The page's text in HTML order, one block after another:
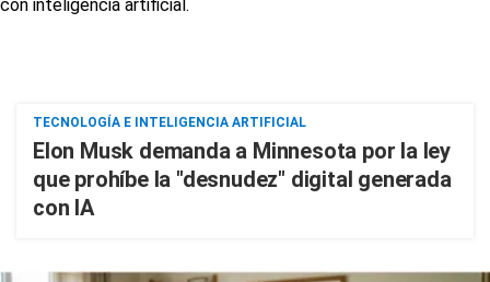
TECNOLOGÍA E INTELIGENCIA ARTIFICIAL
Elon Musk demanda a Minnesota por la ley
que prohíbe la "desnudez" digital generada
con IA